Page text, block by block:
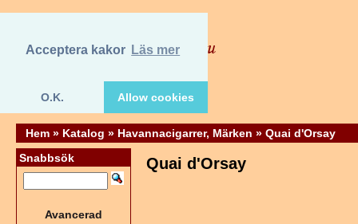
Acceptera kakor Läs mer
O.K. Allow cookies
Hem » Katalog » Havannacigarrer, Märken » Quai d'Orsay
Quai d'Orsay
Snabbsök
Avancerad